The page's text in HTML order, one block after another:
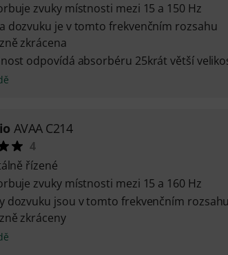
zvuky místnosti mezi 15 a 150 Hz
dozvuku je v tomto frekvenčním rozsahu
zkrácena
odpovídá absorbéru 25krát větší
AVAA C214
4
řízené
zvuky místnosti mezi 15 a 160 Hz
dozvuku jsou v tomto frekvenčním rozsahu
zkráceny